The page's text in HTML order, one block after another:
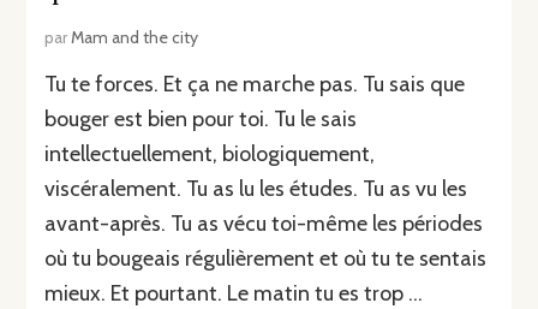
parMam and the city
Tu te forces. Et ça ne marche pas. Tu sais que
bouger est bien pour toi. Tu le sais
intellectuellement, biologiquement,
viscéralement. Tu as lu les études. Tu as vu les
avant-après. Tu as vécu toi-même les périodes
où tu bougeais régulièrement et où tu te sentais
mieux. Et pourtant. Le matin tu es trop …